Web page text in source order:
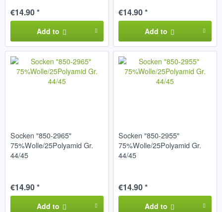
€14.90 *
Add to
€14.90 *
Add to
Socken "850-2965"
75%Wolle/25Polyamid Gr.
44/45
€14.90 *
Add to
Socken "850-2955"
75%Wolle/25Polyamid Gr.
44/45
€14.90 *
Add to